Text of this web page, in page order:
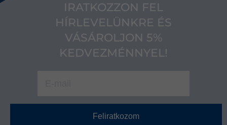
IRATKOZZON FEL
HÍRLEVELÜNKRE ÉS
VÁSÁROLJON 5%
KEDVEZMÉNNYEL!
Feliratkozom